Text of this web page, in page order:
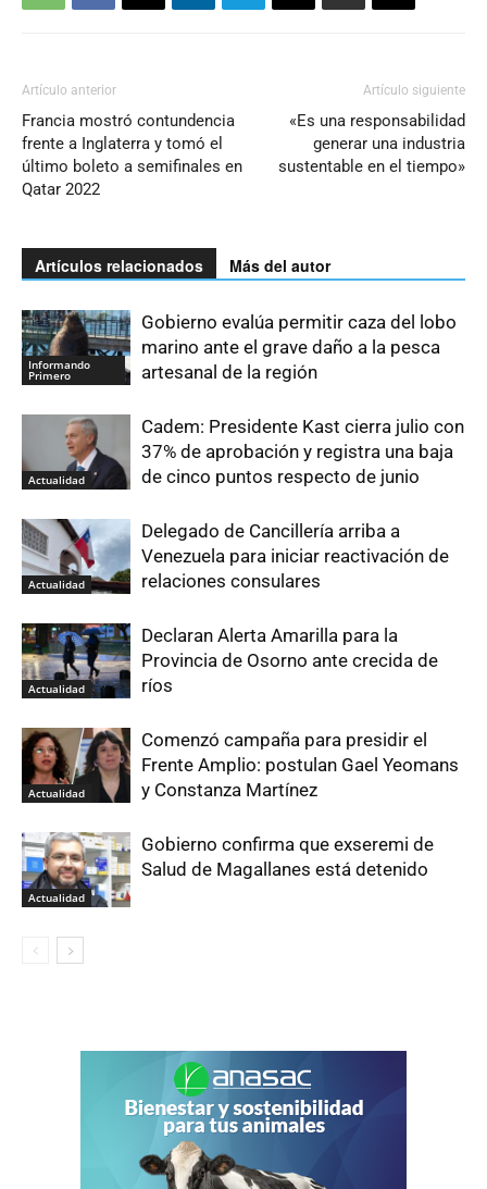
Artículo anterior
Francia mostró contundencia
frente a Inglaterra y tomó el
último boleto a semifinales en
Qatar 2022
Artículo siguiente
«Es una responsabilidad
generar una industria
sustentable en el tiempo»
Artículos relacionados Más del autor
Informando
Primero
Gobierno evalúa permitir caza del lobo
marino ante el grave daño a la pesca
artesanal de la región
Actualidad
Cadem: Presidente Kast cierra julio con
37% de aprobación y registra una baja
de cinco puntos respecto de junio
Actualidad
Delegado de Cancillería arriba a
Venezuela para iniciar reactivación de
relaciones consulares
Actualidad
Declaran Alerta Amarilla para la
Provincia de Osorno ante crecida de
ríos
Actualidad
Comenzó campaña para presidir el
Frente Amplio: postulan Gael Yeomans
y Constanza Martínez
Actualidad
Gobierno confirma que exseremi de
Salud de Magallanes está detenido